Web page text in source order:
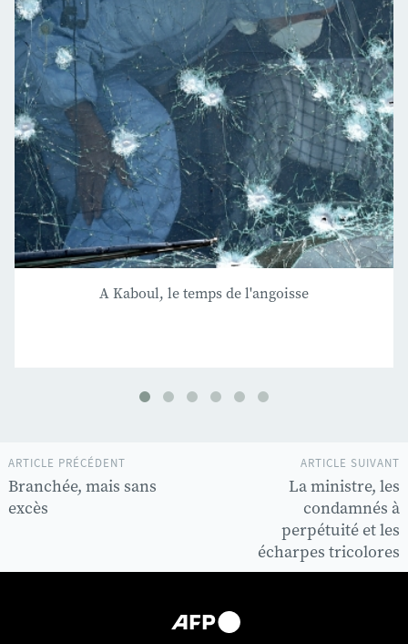
A Kaboul, le temps de l'angoisse
ARTICLE SUIVANT
La ministre, les
condamnés à
perpétuité et les
écharpes tricolores
ARTICLE PRÉCÉDENT
Branchée, mais sans
excès